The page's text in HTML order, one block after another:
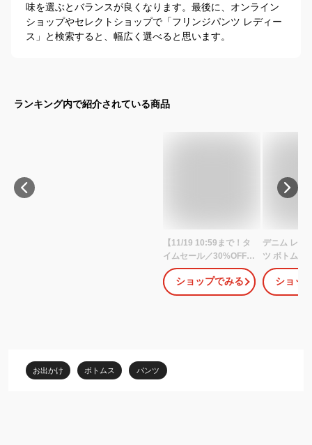
味を選ぶとバランスが良くなります。最後に、オンライン
ショップやセレクトショップで「フリンジパンツ レディー
ス」と検索すると、幅広く選べると思います。
ランキング内で紹介されている商品
【11/19 10:59まで！タ
イムセール／30%OFF
中】サイドフリンジデニ
ム デニムパンツ ジーン
ズ ボトムス レディース
ル きれいめ おしゃれ ト
レンド かわいい
ショップでみる
デニム レデ
ツ ボトムス
ーパン スト
ド レース フ
テージ レト
ショッ
お出かけ ボトムス パンツ